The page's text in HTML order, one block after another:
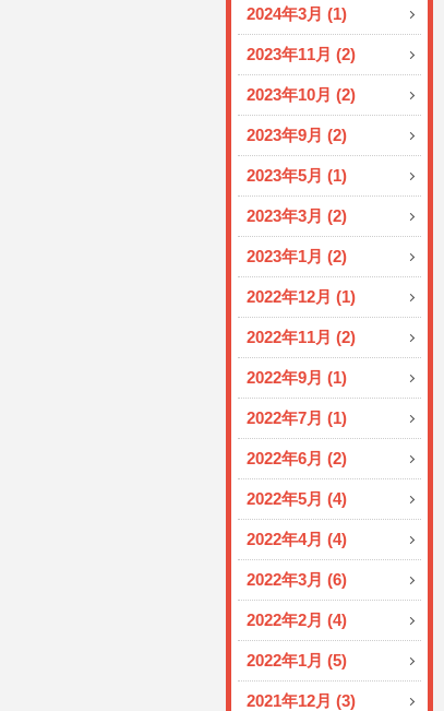
2024年3月 (1)
2023年11月 (2)
2023年10月 (2)
2023年9月 (2)
2023年5月 (1)
2023年3月 (2)
2023年1月 (2)
2022年12月 (1)
2022年11月 (2)
2022年9月 (1)
2022年7月 (1)
2022年6月 (2)
2022年5月 (4)
2022年4月 (4)
2022年3月 (6)
2022年2月 (4)
2022年1月 (5)
2021年12月 (3)